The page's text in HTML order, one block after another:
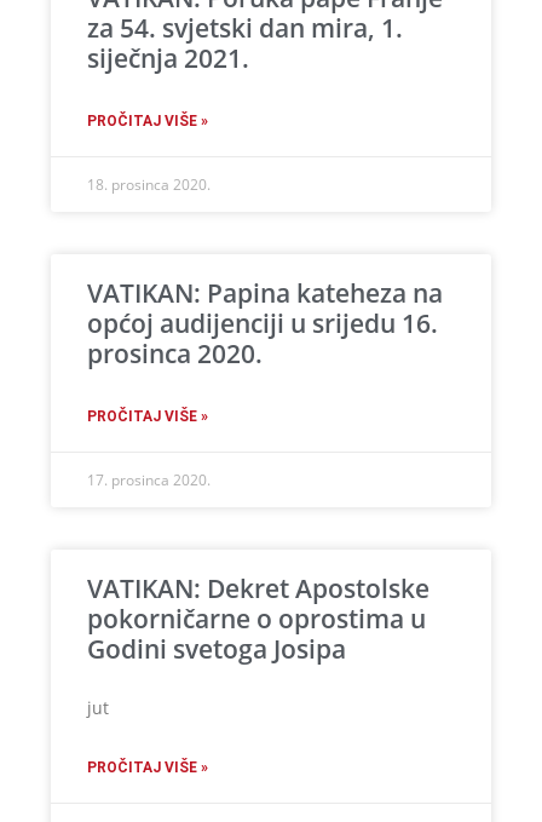
za 54. svjetski dan mira, 1.
siječnja 2021.
PROČITAJ VIŠE »
18. prosinca 2020.
VATIKAN: Papina kateheza na
općoj audijenciji u srijedu 16.
prosinca 2020.
PROČITAJ VIŠE »
17. prosinca 2020.
VATIKAN: Dekret Apostolske
pokorničarne o oprostima u
Godini svetoga Josipa
jut
PROČITAJ VIŠE »